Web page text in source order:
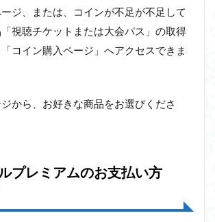
ージ、または、コインが不足が不足して
視聴チケットまたは大会パス」の取得
コイン購入ページ」へアクセスできま
から、お好きな商品をお選びくださ
プレミアムのお支払い方